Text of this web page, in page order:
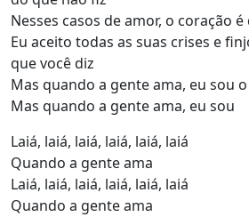
Nesses casos de amor, o coração
Eu aceito todas as suas crises e
que você diz
Mas quando a gente ama, eu sou
Mas quando a gente ama, eu sou
Laiá, laiá, laiá, laiá, laiá, laiá
Quando a gente ama
Laiá, laiá, laiá, laiá, laiá, laiá
Quando a gente ama